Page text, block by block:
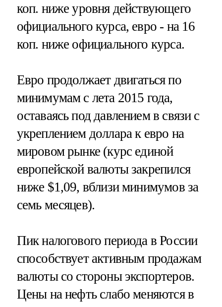
коп. ниже уровня действующего
официального курса, евро - на 16
коп. ниже официального курса.
Евро продолжает двигаться по
минимумам с лета 2015 года,
оставаясь под давлением в связи с
укреплением доллара к евро на
мировом рынке (курс единой
европейской валюты закрепился
ниже $1,09, вблизи минимумов за
семь месяцев).
Пик налогового периода в России
способствует активным продажам
валюты со стороны экспортеров.
Цены на нефть слабо меняются в